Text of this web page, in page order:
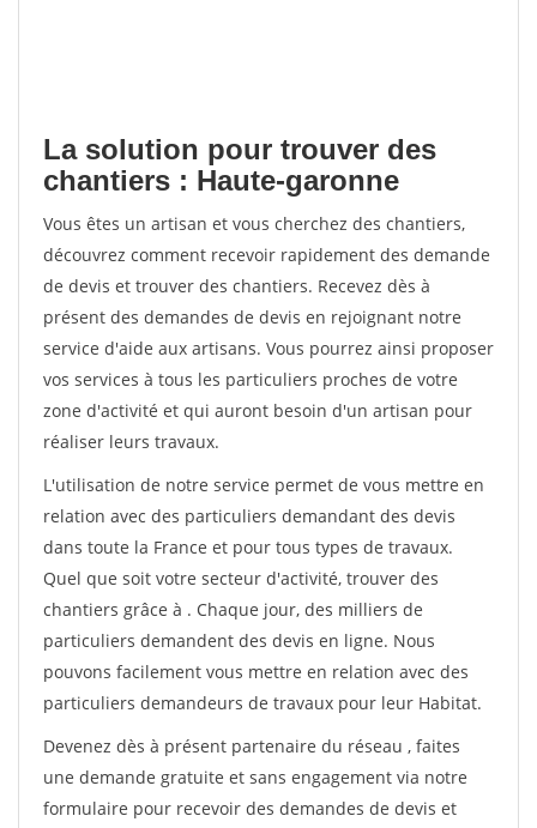
La solution pour trouver des
chantiers : Haute-garonne
Vous êtes un artisan et vous cherchez des chantiers,
découvrez comment recevoir rapidement des demande
de devis et trouver des chantiers. Recevez dès à
présent des demandes de devis en rejoignant notre
service d'aide aux artisans. Vous pourrez ainsi proposer
vos services à tous les particuliers proches de votre
zone d'activité et qui auront besoin d'un artisan pour
réaliser leurs travaux.
L'utilisation de notre service permet de vous mettre en
relation avec des particuliers demandant des devis
dans toute la France et pour tous types de travaux.
Quel que soit votre secteur d'activité, trouver des
chantiers grâce à . Chaque jour, des milliers de
particuliers demandent des devis en ligne. Nous
pouvons facilement vous mettre en relation avec des
particuliers demandeurs de travaux pour leur Habitat.
Devenez dès à présent partenaire du réseau , faites
une demande gratuite et sans engagement via notre
formulaire pour recevoir des demandes de devis et